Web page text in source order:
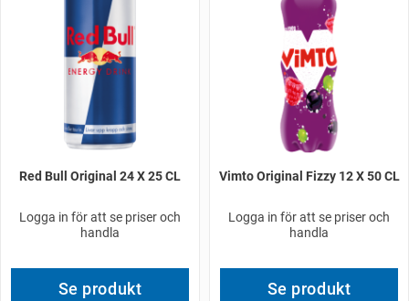
Red Bull Original 24 X 25 CL
Logga in för att se priser och
handla
Se produkt
Vimto Original Fizzy 12 X 50 CL
Logga in för att se priser och
handla
Se produkt